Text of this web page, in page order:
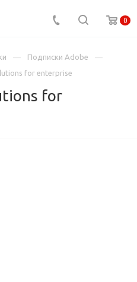
0
Подписки Adobe
for enterprise
for